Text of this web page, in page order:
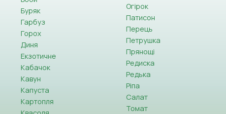
Буряк
Гарбуз
Горох
Диня
Екзотичне
Кабачок
Кавун
Капуста
Картопля
Огірок
Патисон
Перець
Петрушка
Прянощі
Редиска
Редька
Ріпа
Салат
Томат